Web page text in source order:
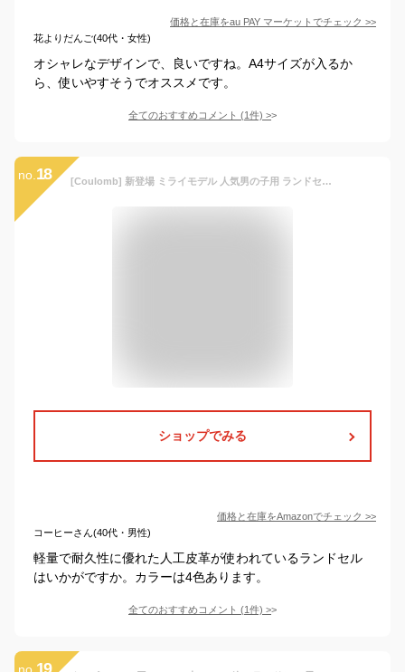
価格と在庫をau PAY マーケット でチェック >>
花よりだんご(40代・女性)
オシャレなデザインで、良いですね。A4サイズが入るか
ら、使いやすそうでオススメです。
全てのおすすめコメント (1件) >
no. 18 [Coulomb] 新登場 ミライモデル 人気男の子用 ランドセルオリジナル 高級人工皮革 A4ファイル対応 ニッケル金具大容量傷つきにくい 通気性 ワンタッチロック 防水仕上げ (121CR)
ショップでみる
価格と在庫をAmazonでチェック >>
コーヒーさん(40代・男性)
軽量で耐久性に優れた人工皮革が使われているランドセル
はいかがですか。カラーは4色あります。
全てのおすすめコメント (1件) >
19